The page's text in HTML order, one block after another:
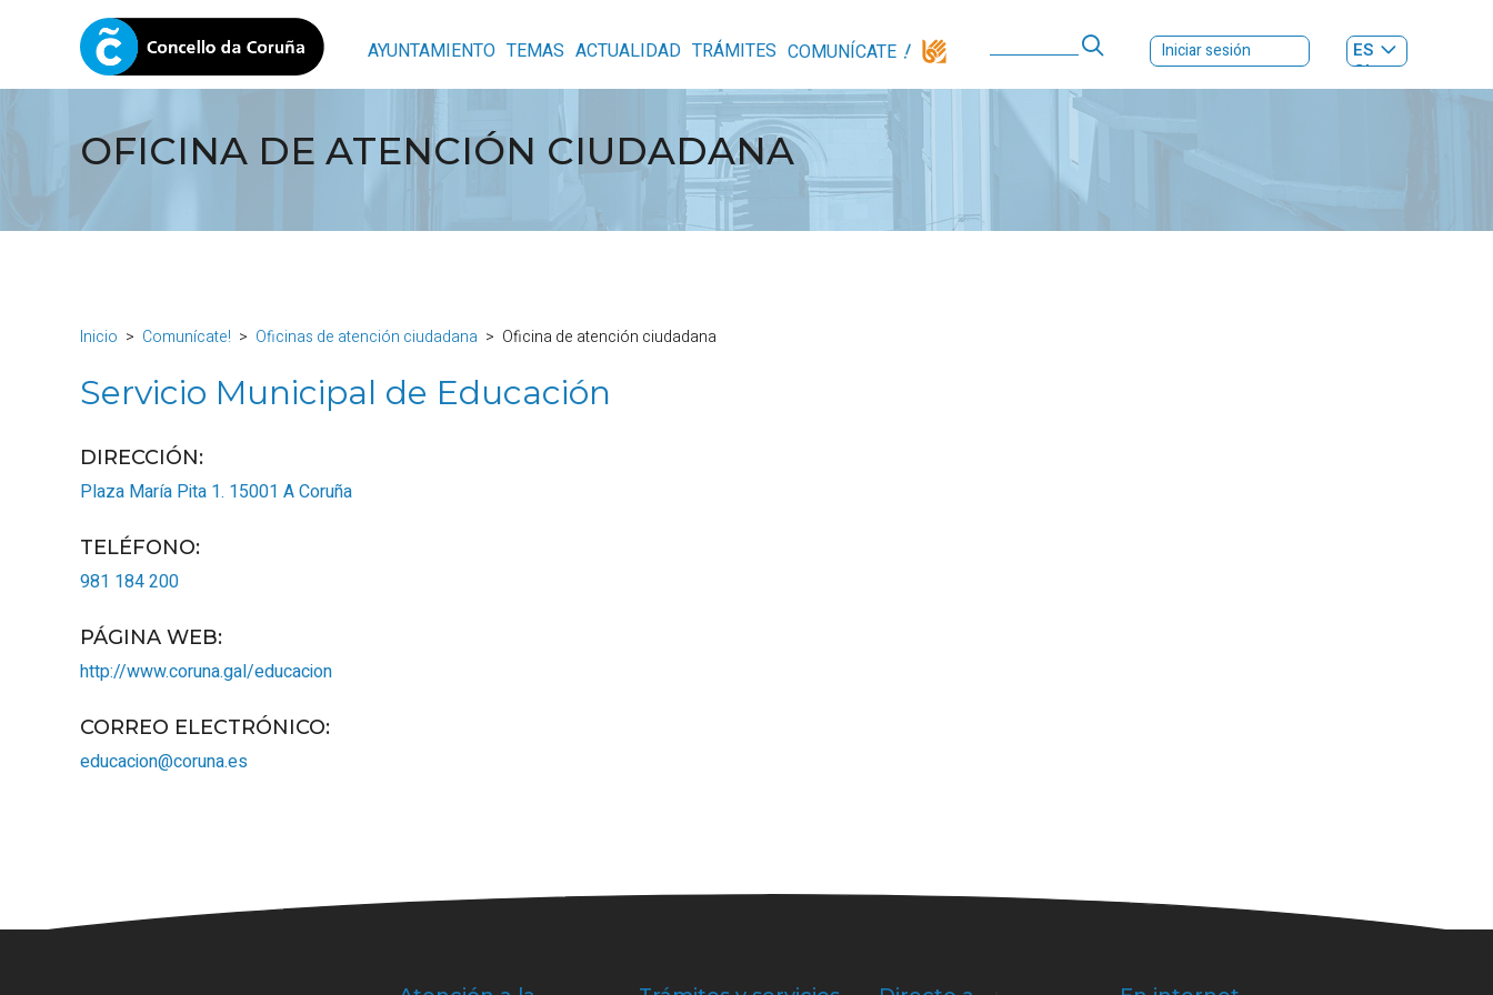
AYUNTAMIENTO TEMAS ACTUALIDAD TRÁMITES COMUNÍCATE Iniciar sesión
ES
GL
OFICINA DE ATENCIÓN CIUDADANA
Inicio Comunícate! Oficinas de atención ciudadana Oficina de atención ciudadana
Servicio Municipal de Educación
DIRECCIÓN:
Plaza María Pita 1. 15001 A Coruña
TELÉFONO:
981 184 200
PÁGINA WEB:
http://www.coruna.gal/educacion
CORREO ELECTRÓNICO:
educacion@coruna.es